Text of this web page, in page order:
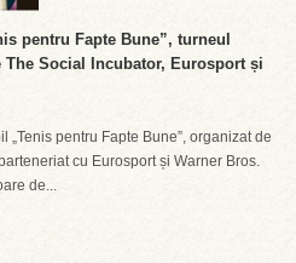
pentru Fapte Bune”, turneul
Social Incubator, Eurosport și
„Tenis pentru Fapte Bune”, organizat de
cu Eurosport și Warner Bros.
de...